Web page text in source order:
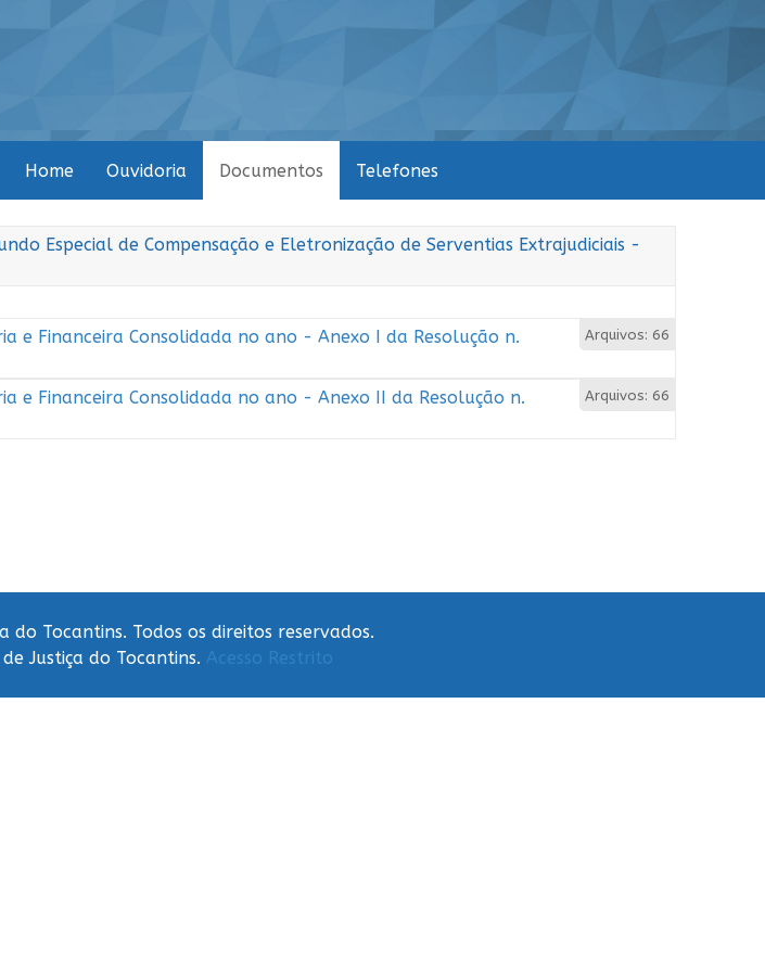
Home Ouvidoria Documentos Telefones
Especial de Compensação e Eletronização de Serventias Extrajudiciais -
Arquivos: 66
e Financeira Consolidada no ano - Anexo I da Resolução n.
Arquivos: 66
e Financeira Consolidada no ano - Anexo II da Resolução n.
Tocantins. Todos os direitos reservados.
Justiça do Tocantins.